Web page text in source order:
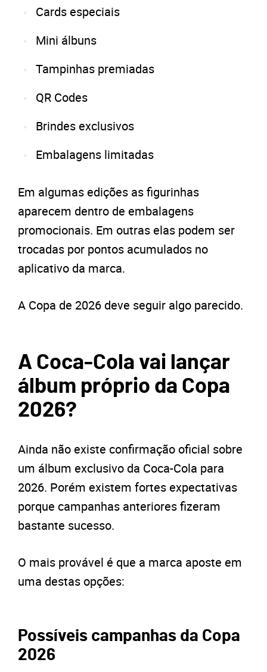
Cards especiais
Mini álbuns
Tampinhas premiadas
QR Codes
Brindes exclusivos
Embalagens limitadas
Em algumas edições as figurinhas
aparecem dentro de embalagens
promocionais. Em outras elas podem ser
trocadas por pontos acumulados no
aplicativo da marca.
A Copa de 2026 deve seguir algo parecido.
A Coca-Cola vai lançar
álbum próprio da Copa
2026?
Ainda não existe confirmação oficial sobre
um álbum exclusivo da Coca-Cola para
2026. Porém existem fortes expectativas
porque campanhas anteriores fizeram
bastante sucesso.
O mais provável é que a marca aposte em
uma destas opções:
Possíveis campanhas da Copa
2026